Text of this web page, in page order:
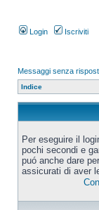
Login Iscriviti
Messaggi senza
Indice
Per eseguire il
pochi secondi e
puó anche dare
assicurati di aver